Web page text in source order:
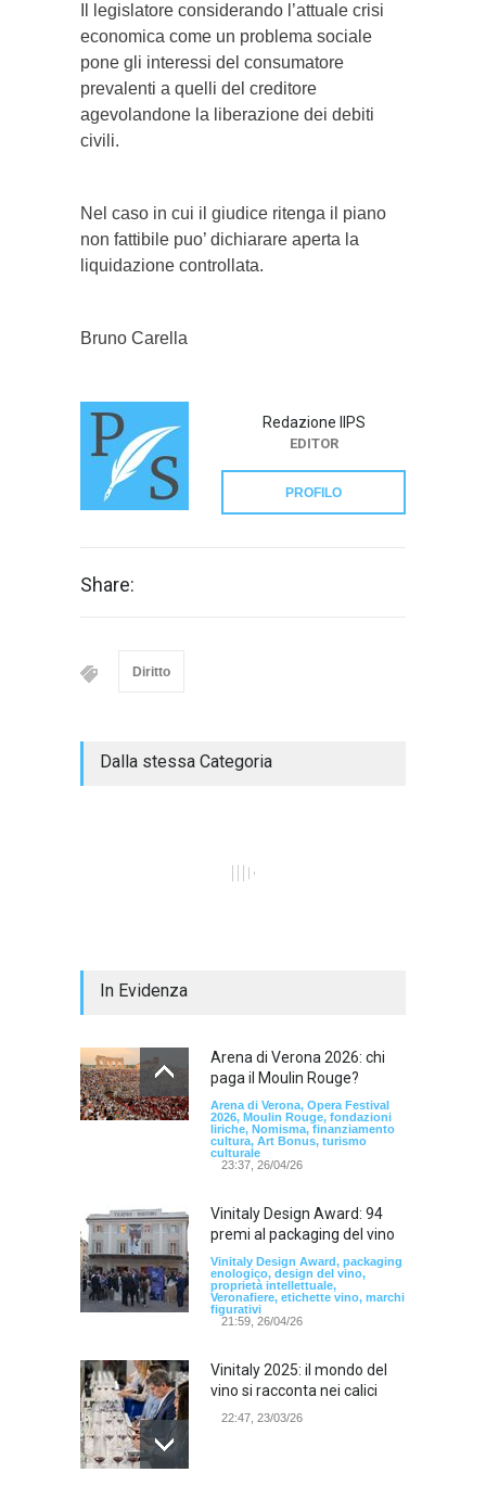
Il legislatore considerando l’attuale crisi
economica come un problema sociale
pone gli interessi del consumatore
prevalenti a quelli del creditore
agevolandone la liberazione dei debiti
civili.
Nel caso in cui il giudice ritenga il piano
non fattibile puo’ dichiarare aperta la
liquidazione controllata.
Bruno Carella
Redazione IlPS
EDITOR
PROFILO
Share:
Diritto
Dalla stessa Categoria
In Evidenza
Arena di Verona 2026: chi
paga il Moulin Rouge?
Arena di Verona, Opera Festival
2026, Moulin Rouge, fondazioni
liriche, Nomisma, finanziamento
cultura, Art Bonus, turismo
culturale
23:37, 26/04/26
Vinitaly Design Award: 94
premi al packaging del vino
Vinitaly Design Award, packaging
enologico, design del vino,
proprietà intellettuale,
Veronafiere, etichette vino, marchi
figurativi
21:59, 26/04/26
Vinitaly 2025: il mondo del
vino si racconta nei calici
22:47, 23/03/26